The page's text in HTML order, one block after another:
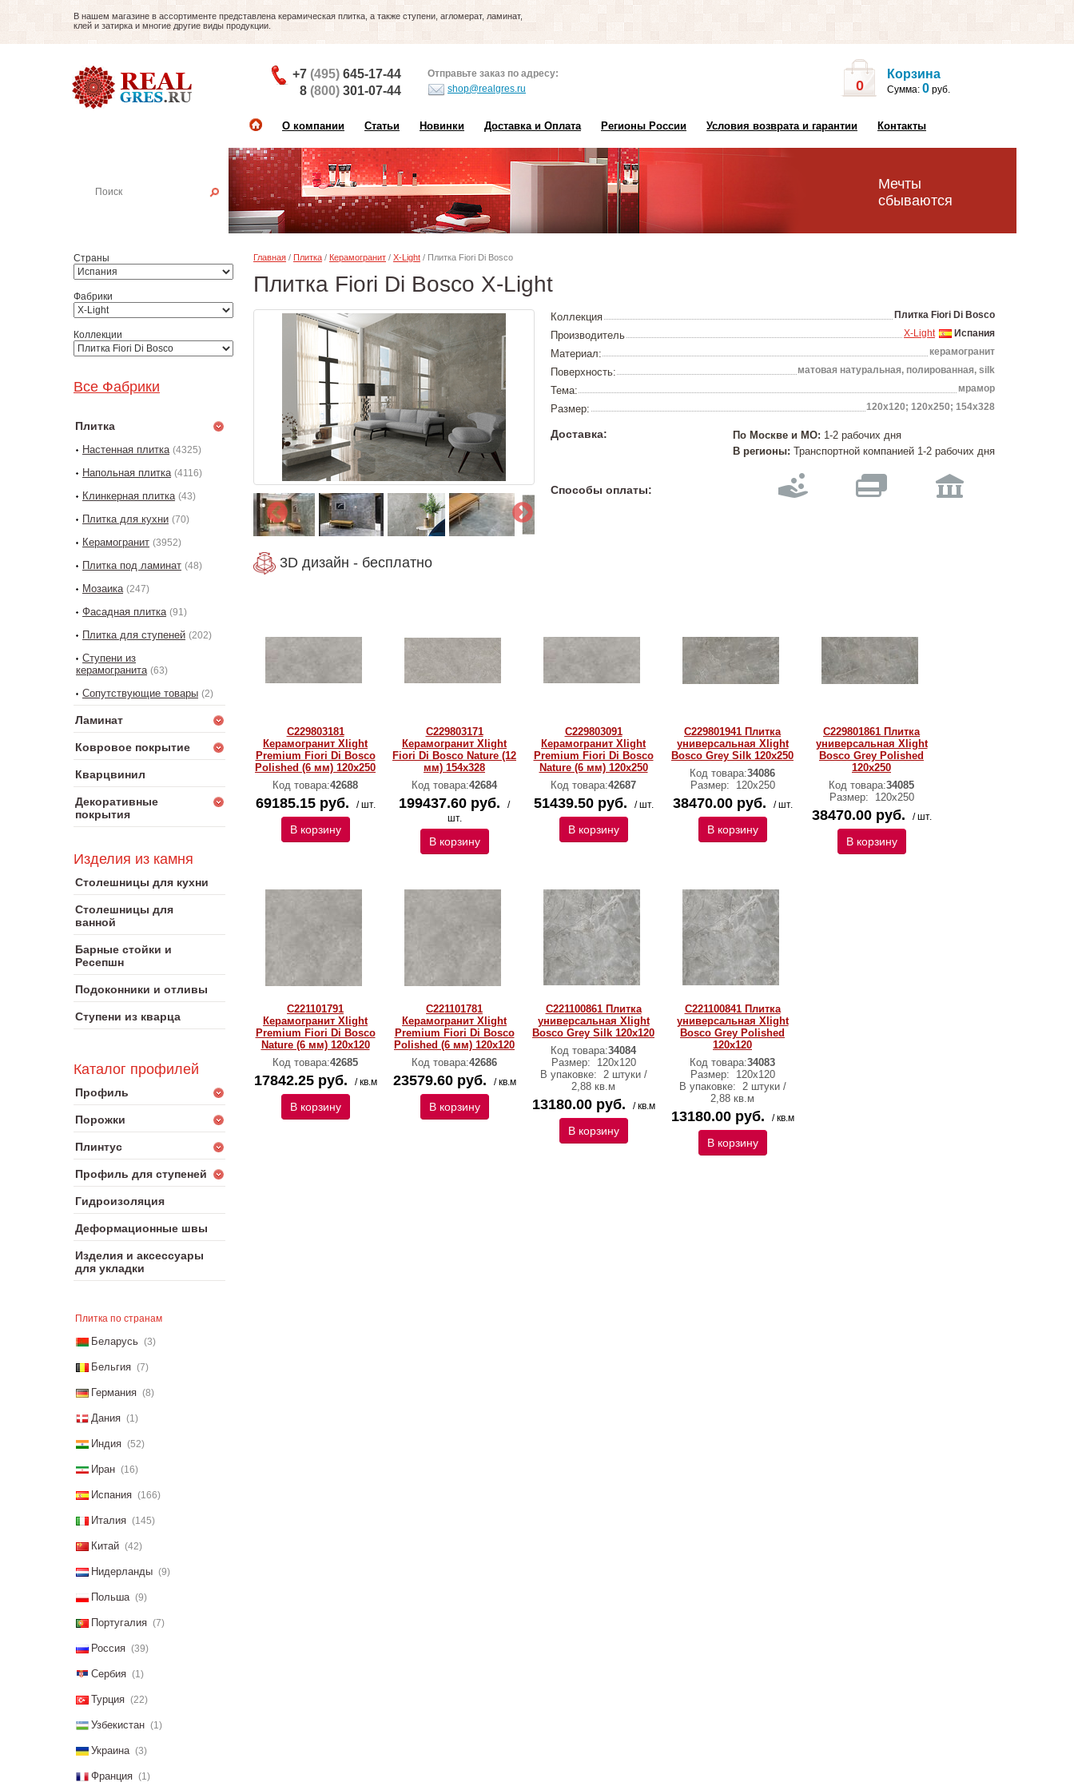
В нашем магазине в ассортименте представлена керамическая плитка, а также ступени, агломерат, ламинат,
клей и затирка и многие другие виды продукции.
+7 (495) 645-17-44
8 (800) 301-07-44
Отправьте заказ по адресу:
shop@realgres.ru
0
Корзина
Сумма: 0 руб.
О компании Статьи Новинки Доставка и Оплата Регионы России Условия возврата и гарантии Контакты
Мечты
сбываются
Страны
Фабрики
Коллекции
Все Фабрики
Плитка
Настенная плитка (4325)
Напольная плитка (4116)
Клинкерная плитка (43)
Плитка для кухни (70)
Керамогранит (3952)
Плитка под ламинат (48)
Мозаика (247)
Фасадная плитка (91)
Плитка для ступеней (202)
Ступени из
керамогранита (63)
Сопутствующие товары (2)
Ламинат
Ковровое покрытие
Кварцвинил
Декоративные
покрытия
Изделия из камня
Столешницы для кухни
Столешницы для
ванной
Барные стойки и
Ресепшн
Подоконники и отливы
Ступени из кварца
Каталог профилей
Профиль
Порожки
Плинтус
Профиль для ступеней
Гидроизоляция
Деформационные швы
Изделия и аксессуары
для укладки
Плитка по странам
Беларусь (3)
Бельгия (7)
Германия (8)
Дания (1)
Индия (52)
Иран (16)
Испания (166)
Италия (145)
Китай (42)
Нидерланды (9)
Польша (9)
Португалия (7)
Россия (39)
Сербия (1)
Турция (22)
Узбекистан (1)
Украина (3)
Франция (1)
Главная / Плитка / Керамогранит / X-Light / Плитка Fiori Di Bosco
Плитка Fiori Di Bosco X-Light
Коллекция Плитка Fiori Di Bosco
Производитель Испания
X-Light
Материал: керамогранит
Поверхность: матовая натуральная, полированная, silk
Тема: мрамор
Размер: 120х120; 120х250; 154x328
Доставка: По Москве и МО: 1-2 рабочих дня
В регионы: Транспортной компанией 1-2 рабочих дня
Способы оплаты:
3D дизайн - бесплатно
C229803181
Керамогранит Xlight
Premium Fiori Di Bosco
Polished (6 мм) 120x250
Код товара:42688
69185.15 руб. / шт.
В корзину
C229803171
Керамогранит Xlight
Fiori Di Bosco Nature (12
мм) 154x328
Код товара:42684
199437.60 руб.
/
шт.
В корзину
C229803091
Керамогранит Xlight
Premium Fiori Di Bosco
Nature (6 мм) 120x250
Код товара:42687
51439.50 руб. / шт.
В корзину
C229801941 Плитка
универсальная Xlight
Bosco Grey Silk 120x250
Код товара:34086
Размер:
120х250
38470.00 руб. / шт.
В корзину
C229801861 Плитка
универсальная Xlight
Bosco Grey Polished
120x250
Код товара:34085
Размер:
120х250
38470.00 руб. / шт.
В корзину
C221101791
Керамогранит Xlight
Premium Fiori Di Bosco
Nature (6 мм) 120x120
Код товара:42685
17842.25 руб. / кв.м
В корзину
C221101781
Керамогранит Xlight
Premium Fiori Di Bosco
Polished (6 мм) 120x120
Код товара:42686
23579.60 руб. / кв.м
В корзину
C221100861 Плитка
универсальная Xlight
Bosco Grey Silk 120x120
Код товара:34084
Размер:
120х120
В упаковке: 2 штуки /
2,88 кв.м
13180.00 руб. / кв.м
В корзину
C221100841 Плитка
универсальная Xlight
Bosco Grey Polished
120x120
Код товара:34083
Размер:
120х120
В упаковке: 2 штуки /
2,88 кв.м
13180.00 руб. / кв.м
В корзину